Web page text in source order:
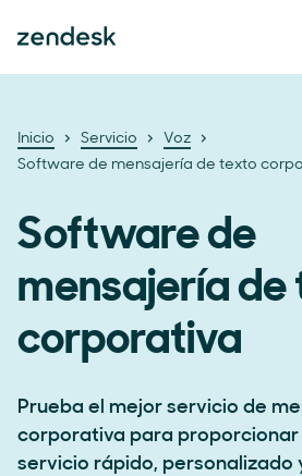
Inicio Servicio
Voz
Software de mensajería de texto
Software de
mensajería de
corporativa
Prueba el mejor servicio de
corporativa para proporcionar
servicio rápido, personalizado